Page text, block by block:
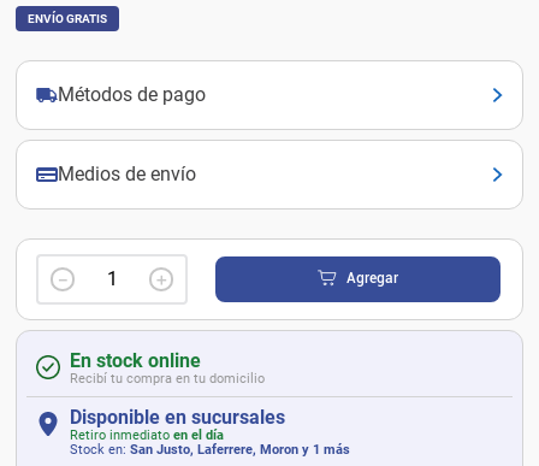
ENVÍO GRATIS
Métodos de pago
Medios de envío
＋
－ Agregar
En stock online
Recibí tu compra en tu domicilio
Disponible en sucursales
Retiro inmediato en el día
Stock en: San Justo, Laferrere, Moron y 1 más